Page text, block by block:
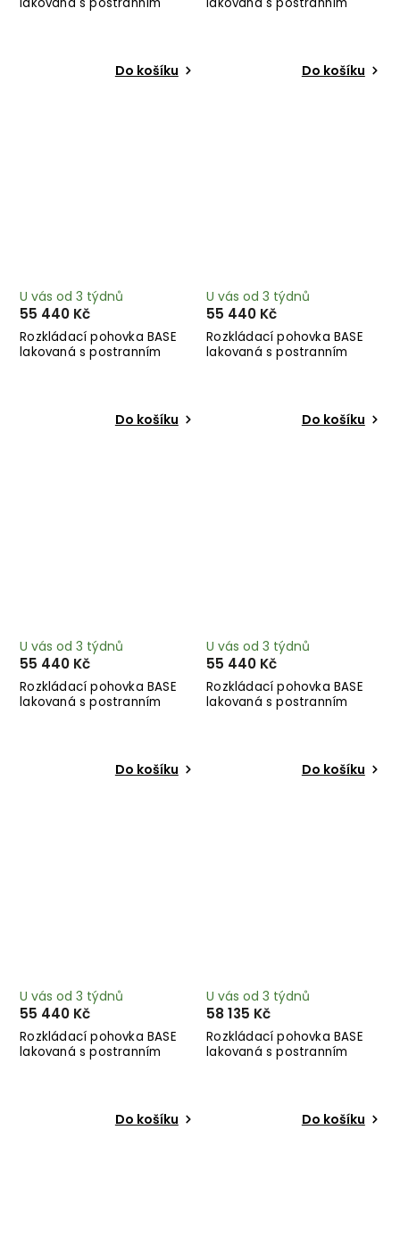
Do košíku Do košíku
Rozkládací pohovka BASE
lakovaná s postranním
U vás od 3 týdnů
55 440 Kč
Do košíku
Rozkládací pohovka BASE
lakovaná s postranním
U vás od 3 týdnů
55 440 Kč
Do košíku
Rozkládací pohovka BASE
lakovaná s postranním
U vás od 3 týdnů
55 440 Kč
Do košíku
Rozkládací pohovka BASE
lakovaná s postranním
U vás od 3 týdnů
55 440 Kč
Do košíku
Rozkládací pohovka BASE
lakovaná s postranním
U vás od 3 týdnů
55 440 Kč
Do košíku
Rozkládací pohovka BASE
lakovaná s postranním
U vás od 3 týdnů
58 135 Kč
Do košíku